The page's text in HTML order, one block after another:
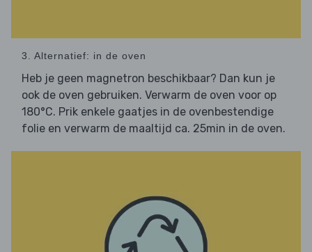
3. Alternatief: in de oven
Heb je geen magnetron beschikbaar? Dan kun je
ook de oven gebruiken. Verwarm de oven voor op
180°C. Prik enkele gaatjes in de ovenbestendige
folie en verwarm de maaltijd ca. 25min in de oven.